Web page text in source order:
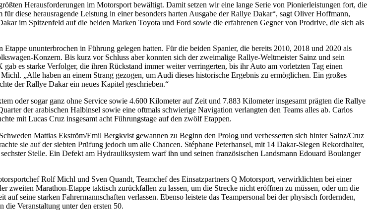
Herausforderungen im Motorsport bewältigt. Damit setzen wir eine lange Serie von Pionierleistungen fort, die
diese herausragende Leistung in einer besonders harten Ausgabe der Rallye Dakar“, sagt Oliver Hoffmann,
im Spitzenfeld auf die beiden Marken Toyota und Ford sowie die erfahrenen Gegner von Prodrive, die sich als
ununterbrochen in Führung gelegen hatten. Für die beiden Spanier, die bereits 2010, 2018 und 2020 als
Konzern. Bis kurz vor Schluss aber konnten sich der zweimalige Rallye-Weltmeister Sainz und sein
es starke Verfolger, die ihren Rückstand immer weiter verringerten, bis ihr Auto am vorletzten Tag einen
„Alle haben an einem Strang gezogen, um Audi dieses historische Ergebnis zu ermöglichen. Ein großes
der Rallye Dakar ein neues Kapitel geschrieben.“
oder sogar ganz ohne Service sowie 4.600 Kilometer auf Zeit und 7.883 Kilometer insgesamt prägten die Rallye
der arabischen Halbinsel sowie eine oftmals schwierige Navigation verlangten den Teams alles ab. Carlos
mit Lucas Cruz insgesamt acht Führungstage auf den zwölf Etappen.
Mattias Ekström/Emil Bergkvist gewannen zu Beginn den Prolog und verbesserten sich hinter Sainz/Cruz
sie auf der siebten Prüfung jedoch um alle Chancen. Stéphane Peterhansel, mit 14 Dakar-Siegen Rekordhalter,
Stelle. Ein Defekt am Hydrauliksystem warf ihn und seinen französischen Landsmann Edouard Boulanger
Rolf Michl und Sven Quandt, Teamchef des Einsatzpartners Q Motorsport, verwirklichten bei einer
zweiten Marathon-Etappe taktisch zurückfallen zu lassen, um die Strecke nicht eröffnen zu müssen, oder um die
seine starken Fahrermannschaften verlassen. Ebenso leistete das Teampersonal bei der physisch fordernden,
Veranstaltung unter den ersten 50.